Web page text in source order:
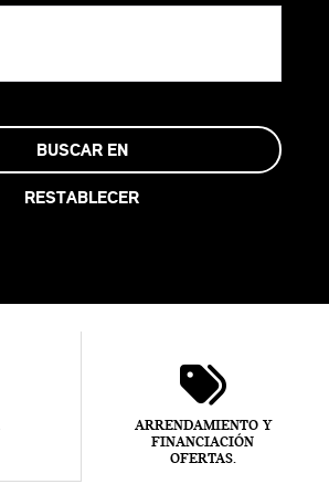
BUSCAR EN
RESTABLECER
ARRENDAMIENTO Y
FINANCIACIÓN
OFERTAS.